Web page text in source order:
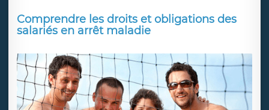
Comprendre les droits et obligations des
salariés en arrêt maladie